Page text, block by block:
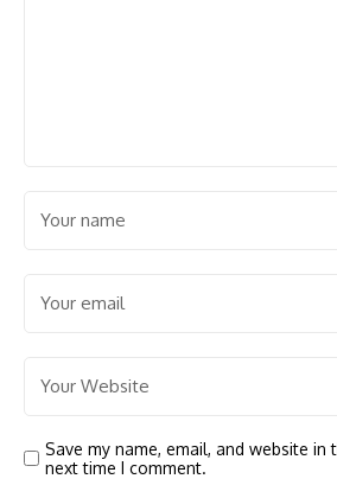
Save my name, email, and website
next time I comment.